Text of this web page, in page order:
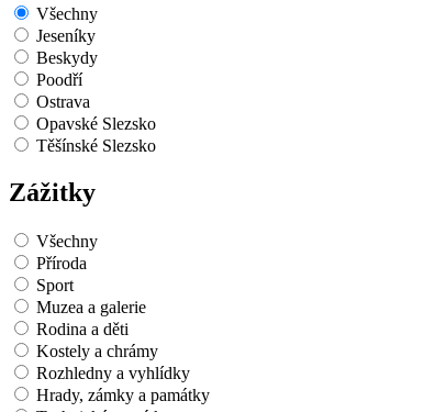
Všechny
Jeseníky
Beskydy
Poodří
Ostrava
Opavské Slezsko
Těšínské Slezsko
Zážitky
Všechny
Příroda
Sport
Muzea a galerie
Rodina a děti
Kostely a chrámy
Rozhledny a vyhlídky
Hrady, zámky a památky